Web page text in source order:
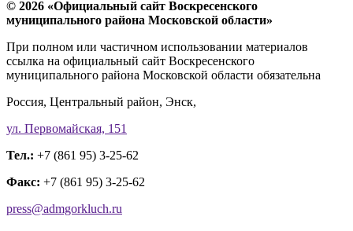
© 2026 «Официальный сайт Воскресенского
муниципального района Московской области»
При полном или частичном использовании материалов
ссылка на официальный сайт Воскресенского
муниципального района Московской области обязательна
Россия, Центральный район, Энск,
ул. Первомайская, 151
Тел.: +7 (861 95) 3-25-62
Факс: +7 (861 95) 3-25-62
press@admgorkluch.ru